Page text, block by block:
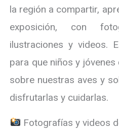
la región a compartir,
exposición, con
ilustraciones y videos.
para que niños y
sobre nuestras aves y
disfrutarlas y cuidarlas.
Fotografías y videos